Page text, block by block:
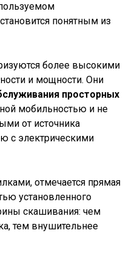
понятным из
более высокими
и мощности. Они
просторных
мобильностью и не
от источника
с электрическими
отмечается прямая
установленного
скашивания: чем
тем внушительнее